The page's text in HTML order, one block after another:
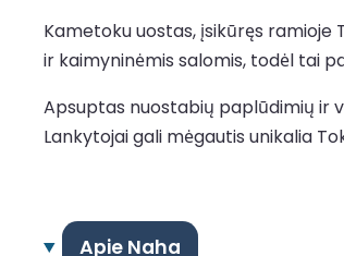
Kametoku uostas, įsikūręs ramioje
ir kaimyninėmis salomis, todėl tai
Apsuptas nuostabių paplūdimių ir
Lankytojai gali mėgautis unikalia
Apie Naha